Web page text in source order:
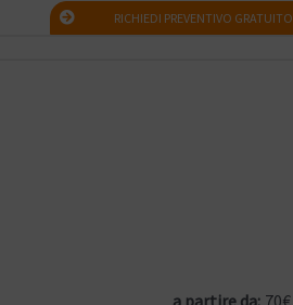
RICHIEDI PREVENTIVO GRATUITO
a partire da: 70€